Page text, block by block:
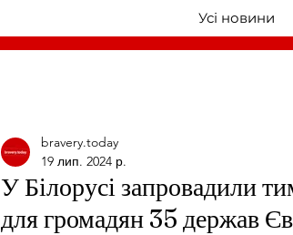
Усі новини
У Білорусі запровадили
для громадян 35 держав
bravery.today
19 лип. 2024 р.